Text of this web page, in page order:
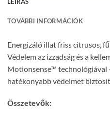
TOVÁBBI INFORMÁCIÓK
Energizáló illat friss citrusos,
Védelem az izzadság és a
Motionsense™ technológiával
hatékonyabb védelmet biztosít.
Összetevők: